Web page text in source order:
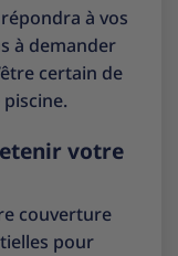
à vos
à demander
certain de
votre
couverture
pour